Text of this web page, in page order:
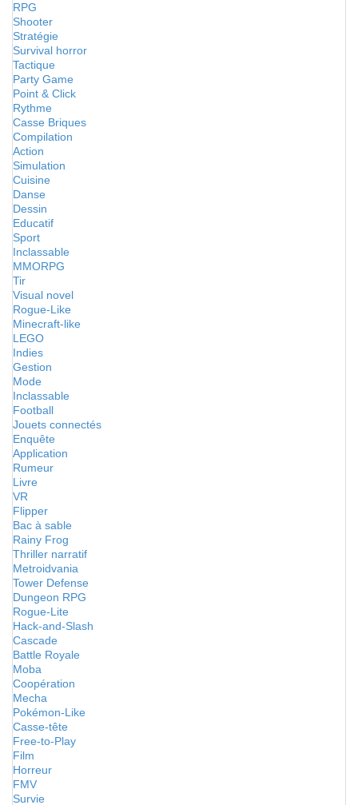
RPG
Shooter
Stratégie
Survival horror
Tactique
Party Game
Point & Click
Rythme
Casse Briques
Compilation
Action
Simulation
Cuisine
Danse
Dessin
Educatif
Sport
Inclassable
MMORPG
Tir
Visual novel
Rogue-Like
Minecraft-like
LEGO
Indies
Gestion
Mode
Inclassable
Football
Jouets connectés
Enquête
Application
Rumeur
Livre
VR
Flipper
Bac à sable
Rainy Frog
Thriller narratif
Metroidvania
Tower Defense
Dungeon RPG
Rogue-Lite
Hack-and-Slash
Cascade
Battle Royale
Moba
Coopération
Mecha
Pokémon-Like
Casse-tête
Free-to-Play
Film
Horreur
FMV
Survie